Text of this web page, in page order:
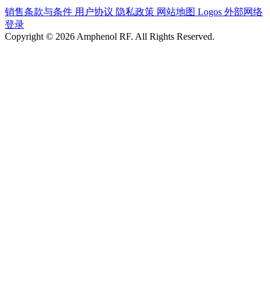
销售条款与条件 用户协议 隐私政策 网站地图 Logos 外部网络
登录
Copyright © 2026 Amphenol RF. All Rights Reserved.